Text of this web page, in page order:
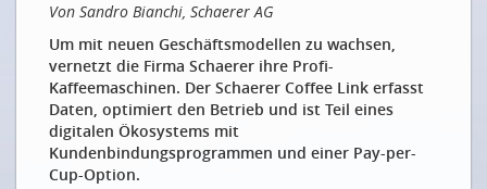
Der wahre Wert von Daten
INTERVIEW MIT CHRISTOPH HEITZ
Wir alle sind immer noch auf Entdeckungsreise
On est tous encore en voyage de découverte
EIN SCHWEIZER DATENÖKOSYSTEM
Von Sandro Bianchi, Schaerer AG
Um mit neuen Geschäftsmodellen zu wachsen,
vernetzt die Firma Schaerer ihre Profi-
Kaffeemaschinen. Der Schaerer Coffee Link erfasst
Daten, optimiert den Betrieb und ist Teil eines
digitalen Ökosystems mit
Kundenbindungsprogrammen und einer Pay-per-
Cup-Option.